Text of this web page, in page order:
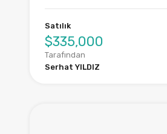
Satılık
$335,000
Tarafından
Serhat YILDIZ